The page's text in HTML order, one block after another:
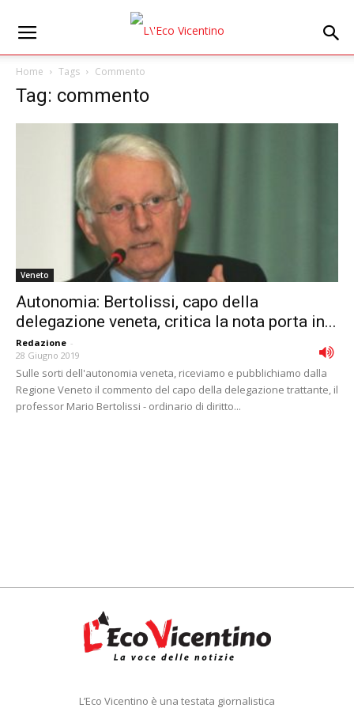
Home Tags Commento
Tag: commento
Veneto
Autonomia: Bertolissi, capo della
delegazione veneta, critica la nota porta in...
Redazione -
28 Giugno 2019
Sulle sorti dell'autonomia veneta, riceviamo e pubblichiamo dalla
Regione Veneto il commento del capo della delegazione trattante, il
professor Mario Bertolissi - ordinario di diritto...
L’Eco Vicentino è una testata giornalistica